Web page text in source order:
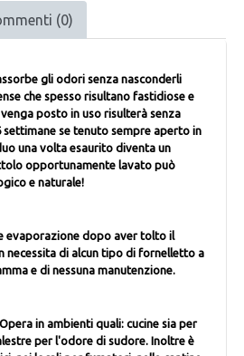
(0)
gli odori senza nasconderli
che spesso risultano fastidiose e
posto in uso risulterà senza
settimane se tenuto sempre aperto in
una volta esaurito diventa un
opportunamente lavato può
e naturale!
evaporazione dopo aver tolto il
necessita di alcun tipo di fornelletto a
e di nessuna manutenzione.
in ambienti quali: cucine sia per
per l'odore di sudore. Inoltre è